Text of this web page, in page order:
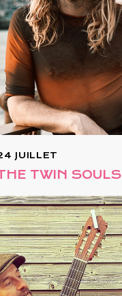
JUILLET
TWIN SOULS